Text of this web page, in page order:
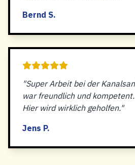
Bernd S.
"Super Arbeit bei der
war freundlich und
Hier wird wirklich geholfen."
Jens P.